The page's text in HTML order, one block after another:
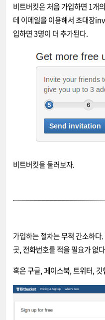
비트버킷은 처음 가입하면 1개
데 이메일을 이용해서 초대장
입하면 3명이 더 추가된다.
비트버킷을 둘러보자.
가입하는 절차는 무척 간소하
곳, 전화번호를 적을 필요가 없
혹은 구글, 페이스북, 트위터,